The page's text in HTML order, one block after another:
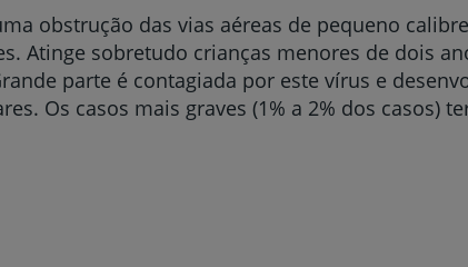
obstrução das vias aéreas de pequeno
Atinge sobretudo crianças menores de dois
parte é contagiada por este vírus e
Os casos mais graves (1% a 2% dos casos)